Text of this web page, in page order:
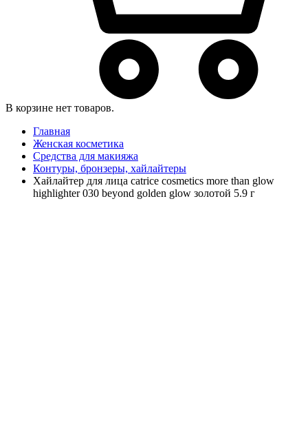
В корзине нет товаров.
Главная
Женская косметика
Средства для макияжа
Контуры, бронзеры, хайлайтеры
Хайлайтер для лица catrice cosmetics more than glow
highlighter 030 beyond golden glow золотой 5.9 г